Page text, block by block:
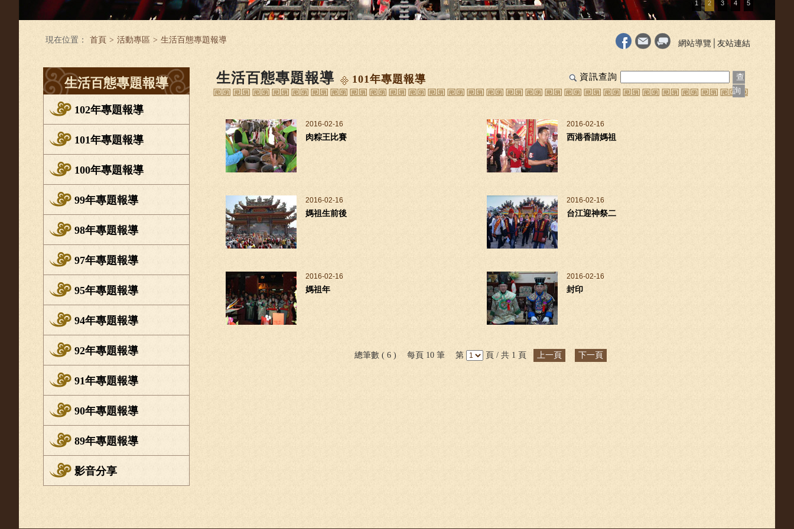
1 2 3 4 5
現在位置： 首頁 > 活動專區 > 生活百態專題報導 網站導覽 友站連結
生活百態專題報導
102年專題報導
101年專題報導
100年專題報導
99年專題報導
98年專題報導
97年專題報導
95年專題報導
94年專題報導
92年專題報導
91年專題報導
90年專題報導
89年專題報導
影音分享
資訊查詢
查
詢
生活百態專題報導 101年專題報導
2016-02-16
肉粽王比賽
2016-02-16
西港香請媽祖
2016-02-16
媽祖生前後
2016-02-16
台江迎神祭二
2016-02-16
媽祖年
2016-02-16
封印
總筆數 ( 6 ) 每頁 10 筆 第 頁 / 共 1 頁 上一頁 下一頁